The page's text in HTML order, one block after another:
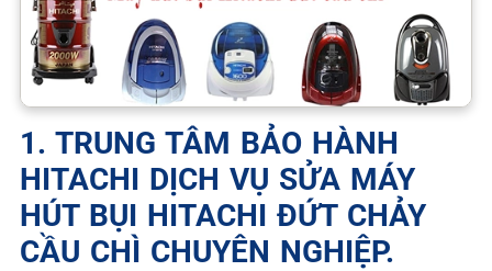
1. TRUNG TÂM BẢO HÀNH
HITACHI DỊCH VỤ SỬA MÁY
HÚT BỤI HITACHI ĐỨT CHẢY
CẦU CHÌ CHUYÊN NGHIỆP.